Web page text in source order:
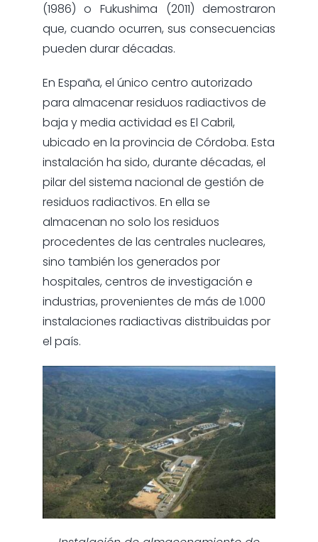
(1986) o Fukushima (2011) demostraron
que, cuando ocurren, sus consecuencias
pueden durar décadas.
En España, el único centro autorizado
para almacenar residuos radiactivos de
baja y media actividad es El Cabril,
ubicado en la provincia de Córdoba. Esta
instalación ha sido, durante décadas, el
pilar del sistema nacional de gestión de
residuos radiactivos. En ella se
almacenan no solo los residuos
procedentes de las centrales nucleares,
sino también los generados por
hospitales, centros de investigación e
industrias, provenientes de más de 1.000
instalaciones radiactivas distribuidas por
el país.